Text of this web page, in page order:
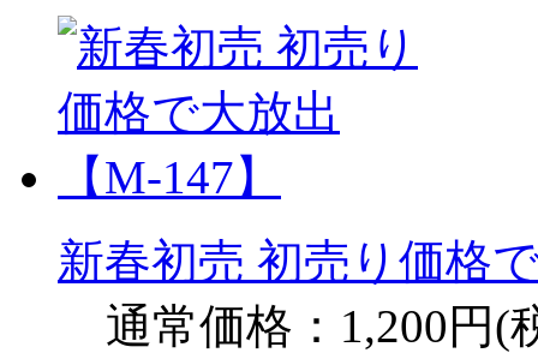
新春初売 初売り価格
通常価格：1,200円(